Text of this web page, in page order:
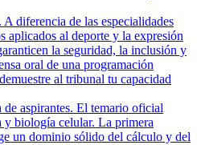
diferencia de las especialidades
al deporte y la expresión
la seguridad, la inclusión y
oral de una programación
al tribunal tu capacidad
aspirantes. El temario oficial
y biología celular. La primera
un dominio sólido del cálculo y del